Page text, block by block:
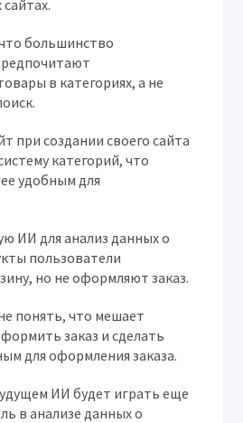
большинство
в категориях, а не
при создании своего сайта
категорий, что
удобным для
ИИ для анализ данных о
пользователи
но не оформляют заказ.
понять, что мешает
заказ и сделать
для оформления заказа.
ИИ будет играть еще
в анализе данных о